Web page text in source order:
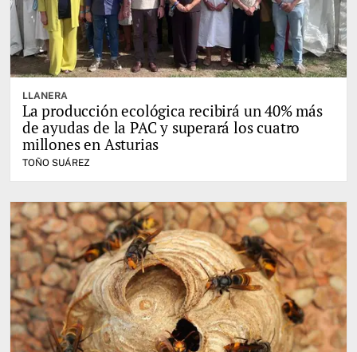
LLANERA
La producción ecológica recibirá un 40% más
de ayudas de la PAC y superará los cuatro
millones en Asturias
TOÑO SUÁREZ